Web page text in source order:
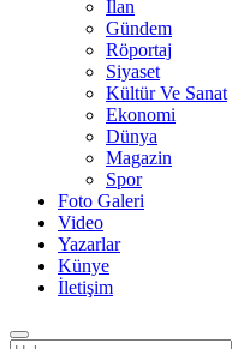
İlan
Gündem
Röportaj
Siyaset
Kültür Ve Sanat
Ekonomi
Dünya
Magazin
Spor
Foto Galeri
Video
Yazarlar
Künye
İletişim